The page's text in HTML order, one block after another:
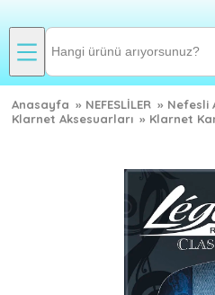
Anasayfa » NEFESLİLER » Nefesli
Klarnet Aksesuarları » Klarnet